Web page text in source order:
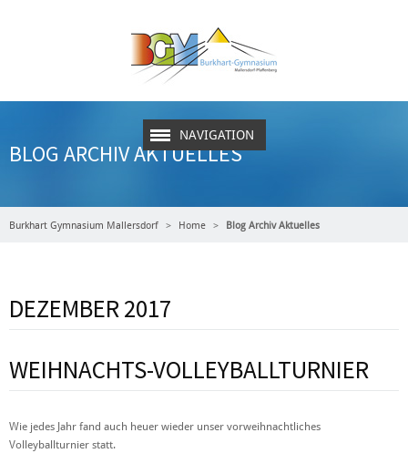
NAVIGATION
BLOG ARCHIV AKTUELLES
Burkhart Gymnasium Mallersdorf Home Blog Archiv Aktuelles
DEZEMBER 2017
WEIHNACHTS-VOLLEYBALLTURNIER
Wie jedes Jahr fand auch heuer wieder unser vorweihnachtliches
Volleyballturnier statt.